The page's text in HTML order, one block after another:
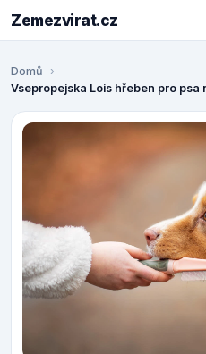
Zemezvirat.cz
Domů
Vsepropejska Lois hřeben pro psa